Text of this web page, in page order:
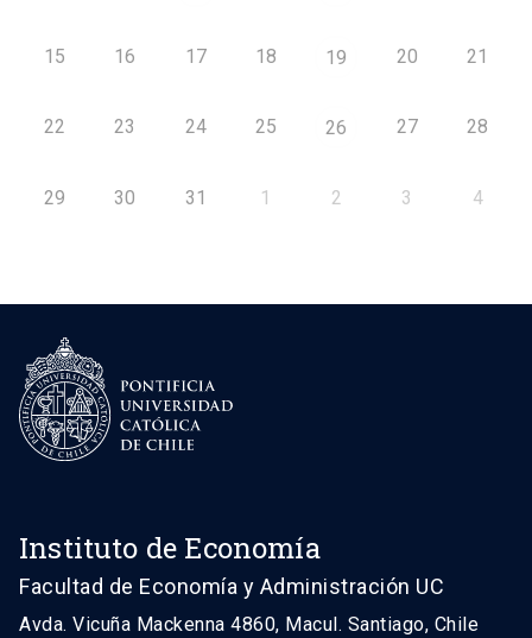
15 16 17 18 19 20 21
22 23 24 25 26 27 28
29 30 31 1 2 3 4
Instituto de Economía
Facultad de Economía y Administración UC
Avda. Vicuña Mackenna 4860, Macul. Santiago, Chile